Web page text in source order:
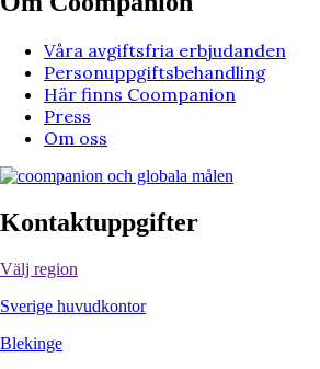
Våra avgiftsfria erbjudanden
Personuppgiftsbehandling
Här finns Coompanion
Press
Om oss
Kontaktuppgifter
Välj region
Sverige huvudkontor
Blekinge